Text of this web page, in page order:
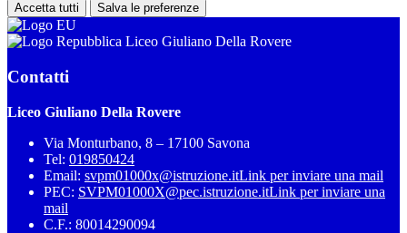
Accetta tutti Salva le preferenze
Liceo Giuliano Della Rovere
Contatti
Liceo Giuliano Della Rovere
Via Monturbano, 8 – 17100 Savona
Tel: 019850424
Email: svpm01000x@istruzione.itLink per inviare una mail
PEC: SVPM01000X@pec.istruzione.itLink per inviare una
mail
C.F.: 80014290094